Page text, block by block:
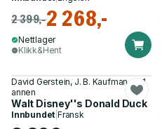
2 399,-2 268,-
Nettlager
Klikk&Hent
David Gerstein, J. B. Kaufman og 1
annen
Walt Disney''s Donald Duck
Innbundet |Fransk